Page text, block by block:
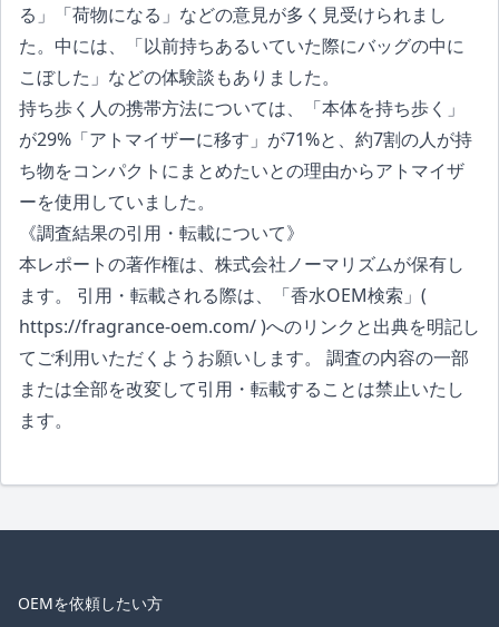
る」「荷物になる」などの意見が多く見受けられまし
た。中には、「以前持ちあるいていた際にバッグの中に
こぼした」などの体験談もありました。
持ち歩く人の携帯方法については、「本体を持ち歩く」
が29%「アトマイザーに移す」が71%と、約7割の人が持
ち物をコンパクトにまとめたいとの理由からアトマイザ
ーを使用していました。
《調査結果の引用・転載について》
本レポートの著作権は、株式会社ノーマリズムが保有し
ます。 引用・転載される際は、「香水OEM検索」(
https://fragrance-oem.com/)へのリンクと出典を明記し
てご利用いただくようお願いします。 調査の内容の一部
または全部を改変して引用・転載することは禁止いたし
ます。
OEMを依頼したい方